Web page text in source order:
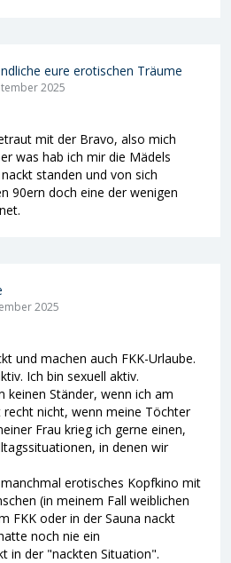
eure erotischen Träume
2025
mit der Bravo, also mich
was hab ich mir die Mädels
standen und von sich
90ern doch eine der wenigen
2025
und machen auch FKK-Urlaube.
Ich bin sexuell aktiv.
keinen Ständer, wenn ich am
recht nicht, wenn meine Töchter
Frau krieg ich gerne einen,
in denen wir
erotisches Kopfkino mit
(in meinem Fall weiblichen
FKK oder in der Sauna nackt
noch nie ein
in der "nackten Situation".